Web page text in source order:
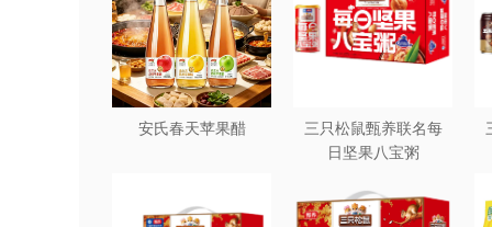
安氏春天苹果醋
三只松鼠甄养联名每
日坚果八宝粥